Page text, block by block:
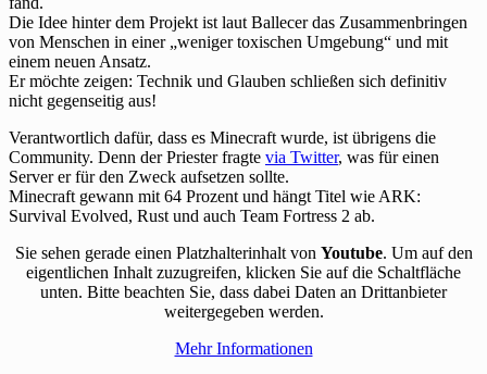
Die Idee hinter dem Projekt ist laut Ballecer das Zusammenbringen
von Menschen in einer „weniger toxischen Umgebung“ und mit
einem neuen Ansatz.
Er möchte zeigen: Technik und Glauben schließen sich definitiv
nicht gegenseitig aus!
Verantwortlich dafür, dass es Minecraft wurde, ist übrigens die
Community. Denn der Priester fragte via Twitter, was für einen
Server er für den Zweck aufsetzen sollte.
Minecraft gewann mit 64 Prozent und hängt Titel wie ARK:
Survival Evolved, Rust und auch Team Fortress 2 ab.
Sie sehen gerade einen Platzhalterinhalt von Youtube. Um auf den
eigentlichen Inhalt zuzugreifen, klicken Sie auf die Schaltfläche
unten. Bitte beachten Sie, dass dabei Daten an Drittanbieter
weitergegeben werden.
Mehr Informationen